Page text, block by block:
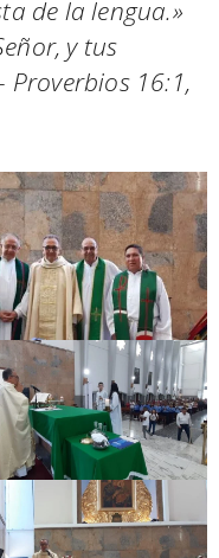
de la lengua.»
y tus
Proverbios 16:1,